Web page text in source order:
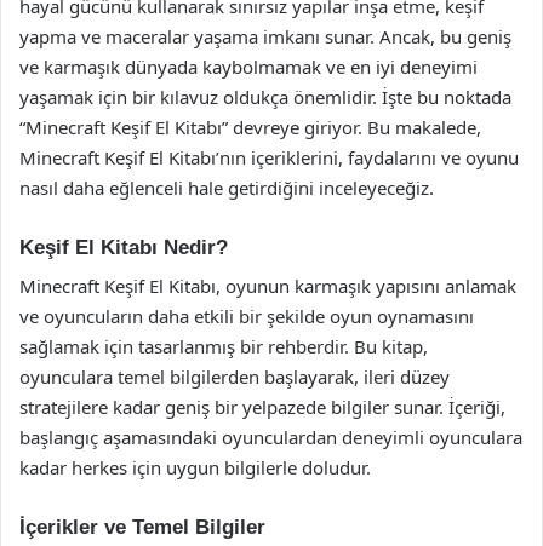
hayal gücünü kullanarak sınırsız yapılar inşa etme, keşif
yapma ve maceralar yaşama imkanı sunar. Ancak, bu geniş
ve karmaşık dünyada kaybolmamak ve en iyi deneyimi
yaşamak için bir kılavuz oldukça önemlidir. İşte bu noktada
“Minecraft Keşif El Kitabı” devreye giriyor. Bu makalede,
Minecraft Keşif El Kitabı’nın içeriklerini, faydalarını ve oyunu
nasıl daha eğlenceli hale getirdiğini inceleyeceğiz.
Keşif El Kitabı Nedir?
Minecraft Keşif El Kitabı, oyunun karmaşık yapısını anlamak
ve oyuncuların daha etkili bir şekilde oyun oynamasını
sağlamak için tasarlanmış bir rehberdir. Bu kitap,
oyunculara temel bilgilerden başlayarak, ileri düzey
stratejilere kadar geniş bir yelpazede bilgiler sunar. İçeriği,
başlangıç aşamasındaki oyunculardan deneyimli oyunculara
kadar herkes için uygun bilgilerle doludur.
İçerikler ve Temel Bilgiler